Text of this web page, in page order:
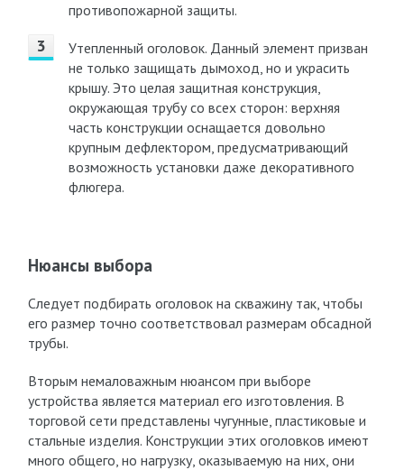
противопожарной защиты.
Утепленный оголовок. Данный элемент призван
не только защищать дымоход, но и украсить
крышу. Это целая защитная конструкция,
окружающая трубу со всех сторон: верхняя
часть конструкции оснащается довольно
крупным дефлектором, предусматривающий
возможность установки даже декоративного
флюгера.
Нюансы выбора
Следует подбирать оголовок на скважину так, чтобы
его размер точно соответствовал размерам обсадной
трубы.
Вторым немаловажным нюансом при выборе
устройства является материал его изготовления. В
торговой сети представлены чугунные, пластиковые и
стальные изделия. Конструкции этих оголовков имеют
много общего, но нагрузку, оказываемую на них, они